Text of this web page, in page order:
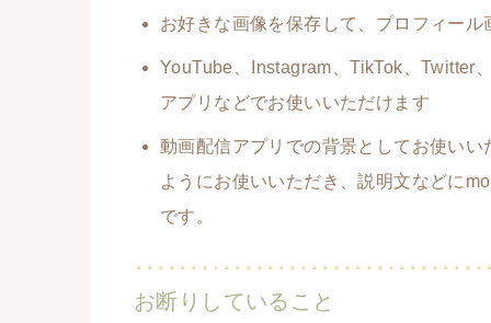
お好きな画像を保存して、プロフィー
YouTube、Instagram、TikTok、Twitter
アプリなどでお使いいただけます
動画配信アプリでの背景としてお使い
ようにお使いいただき、説明文などに
です。
お断りしていること